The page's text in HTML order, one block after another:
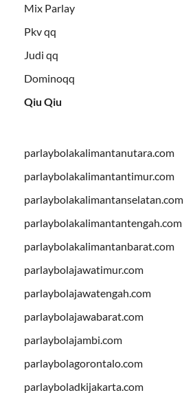
Mix Parlay
Pkv qq
Judi qq
Dominoqq
Qiu Qiu
parlaybolakalimantanutara.com
parlaybolakalimantantimur.com
parlaybolakalimantanselatan.com
parlaybolakalimantantengah.com
parlaybolakalimantanbarat.com
parlaybolajawatimur.com
parlaybolajawatengah.com
parlaybolajawabarat.com
parlaybolajambi.com
parlaybolagorontalo.com
parlayboladkijakarta.com